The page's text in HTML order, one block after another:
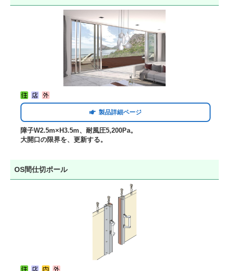
製品詳細ページ
障子W2.5m×H3.5m、耐風圧5,200Pa。
大開口の限界を、更新する。
OS間仕切ポール